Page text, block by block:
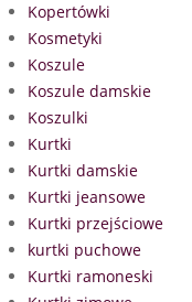
Kopertówki
Kosmetyki
Koszule
Koszule damskie
Koszulki
Kurtki
Kurtki damskie
Kurtki jeansowe
Kurtki przejściowe
kurtki puchowe
Kurtki ramoneski